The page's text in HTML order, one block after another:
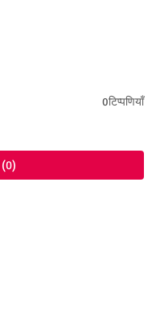
0टिप्पणियाँ
(0)